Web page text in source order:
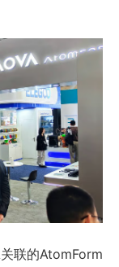
联的AtomForm